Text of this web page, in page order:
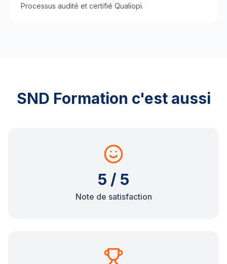
Processus audité et certifié Qualiopi.
SND Formation c'est aussi
5 / 5
Note de satisfaction